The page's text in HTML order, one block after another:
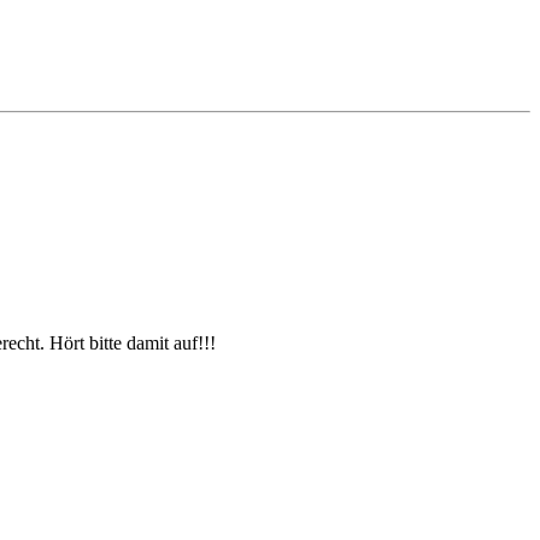
Hört bitte damit auf!!!